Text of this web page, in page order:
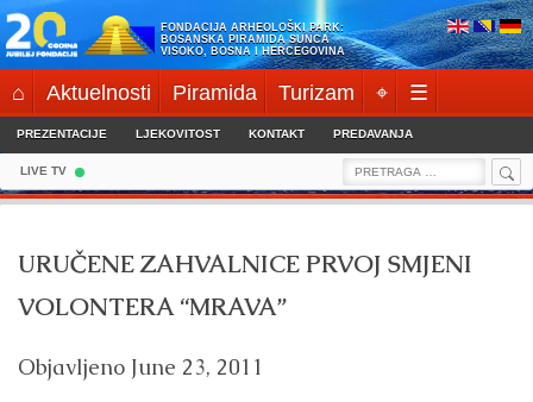
Skip
to
content
FONDACIJA ARHEOLOŠKI PARK:
BOSANSKA PIRAMIDA SUNCA
VISOKO, BOSNA I HERCEGOVINA
⌂ Aktuelnosti Piramida Turizam ⌖ ☰
PREZENTACIJE LJEKOVITOST KONTAKT PREDAVANJA
LIVE TV
Search
for:
URUČENE ZAHVALNICE PRVOJ SMJENI
VOLONTERA “MRAVA”
Objavljeno June 23, 2011